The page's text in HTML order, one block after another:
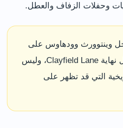
وحفلات الزفاف والعطل.
وينتوورث وودهاوس على
Cortworth Lane، مقابل نهاية Clayfield Lane، وليس
التي قد تظهر على